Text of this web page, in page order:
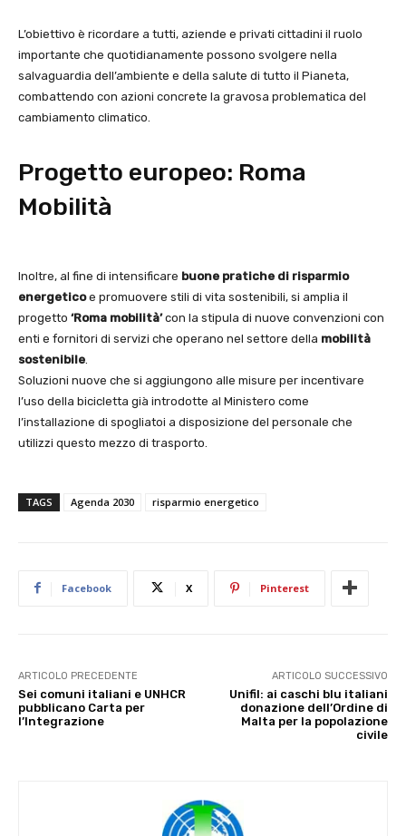
L’obiettivo è ricordare a tutti, aziende e privati cittadini il ruolo
importante che quotidianamente possono svolgere nella
salvaguardia dell’ambiente e della salute di tutto il Pianeta,
combattendo con azioni concrete la gravosa problematica del
cambiamento climatico.
Progetto europeo: Roma
Mobilità
Inoltre, al fine di intensificare buone pratiche di risparmio
energeticoe promuovere stili di vita sostenibili, si amplia il
progetto ‘Roma mobilità’con la stipula di nuove convenzioni con
enti e fornitori di servizi che operano nel settore della mobilità
sostenibile
Soluzioni nuove che si aggiungono alle misure per incentivare
l’uso della bicicletta già introdotte al Ministero come
l’installazione di spogliatoi a disposizione del personale che
utilizzi questo mezzo di trasporto.
TAGS Agenda 2030 risparmio energetico
Facebook X Pinterest
ARTICOLO PRECEDENTE
Sei comuni italiani e UNHCR
pubblicano Carta per
l’Integrazione
ARTICOLO SUCCESSIVO
Unifil: ai caschi blu italiani
donazione dell’Ordine di
Malta per la popolazione
civile